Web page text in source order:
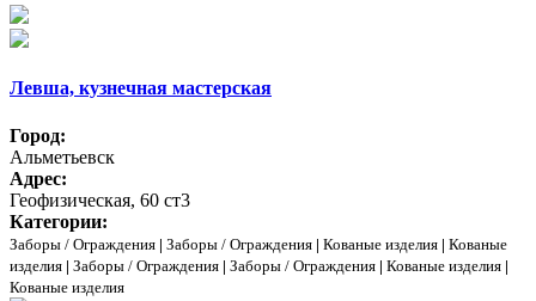
Левша, кузнечная мастерская
Город:
Альметьевск
Адрес:
Геофизическая, 60 ст3
Категории:
Заборы / Ограждения | Заборы / Ограждения | Кованые изделия | Кованые
изделия | Заборы / Ограждения | Заборы / Ограждения | Кованые изделия |
Кованые изделия